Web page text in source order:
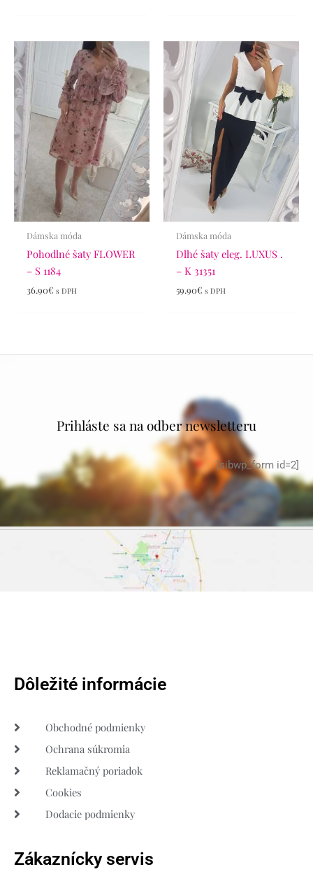
Dámska móda
Pohodlné šaty FLOWER
– S 1184
36.90€ s DPH
Dámska móda
Dlhé šaty eleg. LUXUS .
– K 31351
59.90€ s DPH
Prihláste sa na odber newsletteru
[sibwp_form id=2]
Dôležité informácie
Obchodné podmienky
Ochrana súkromia
Reklamačný poriadok
Cookies
Dodacie podmienky
Zákaznícky servis